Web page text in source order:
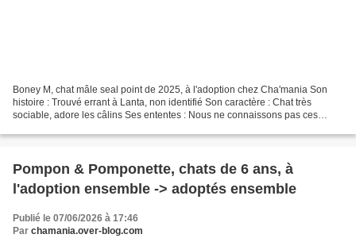
Boney M, chat mâle seal point de 2025, à l'adoption chez Cha'mania Son
histoire : Trouvé errant à Lanta, non identifié Son caractère : Chat très
sociable, adore les câlins Ses ententes : Nous ne connaissons pas ces
Pompon & Pomponette, chats de 6 ans, à
l'adoption ensemble -> adoptés ensemble
Publié le 07/06/2026 à 17:46
Par chamania.over-blog.com